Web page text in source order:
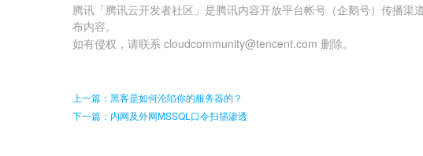
腾讯「腾讯云开发者社区」是腾讯内容开放平台帐号（企鹅号）传播渠
布内容。
如有侵权，请联系 cloudcommunity@tencent.com 删除。
上一篇：黑客是如何沦陷你的服务器的？
下一篇：内网及外网MSSQL口令扫描渗透